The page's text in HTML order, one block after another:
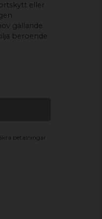
eller
gällande
beroende
betalningar